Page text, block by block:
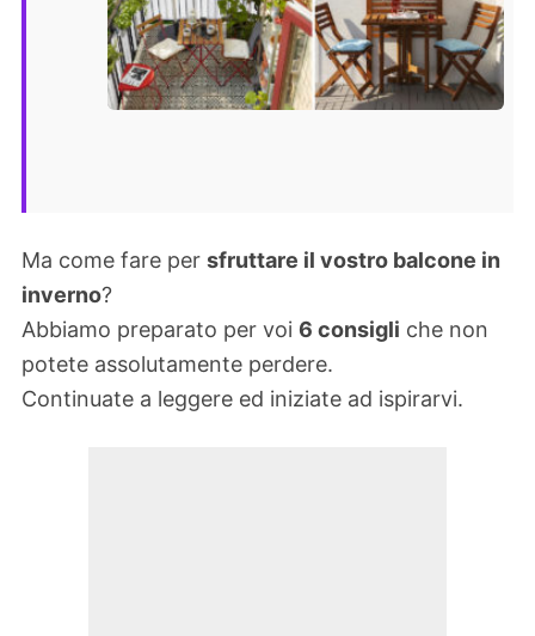
Ma come fare per sfruttare il vostro balcone in
inverno?
Abbiamo preparato per voi 6 consigli che non
potete assolutamente perdere.
Continuate a leggere ed iniziate ad ispirarvi.